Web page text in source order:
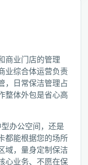
商业门店的管理
业综合体运营负责
，日常保洁管理占
整体外包是省心高
办公空间，还是
都能根据您的场所
域，量身定制保洁
心业务、不愿在保